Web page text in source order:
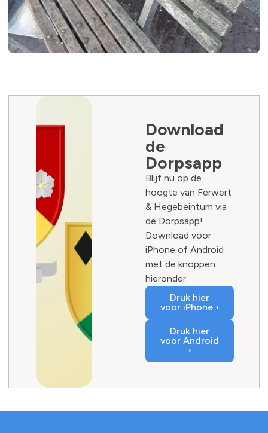
Download
de
Dorpsapp
Blijf nu op de
hoogte van Ferwert
& Hegebeintum via
de Dorpsapp!
Download voor
iPhone of Android
met de knoppen
hieronder.
Druk hier
voor iPhone ›
Druk hier
voor Android
›